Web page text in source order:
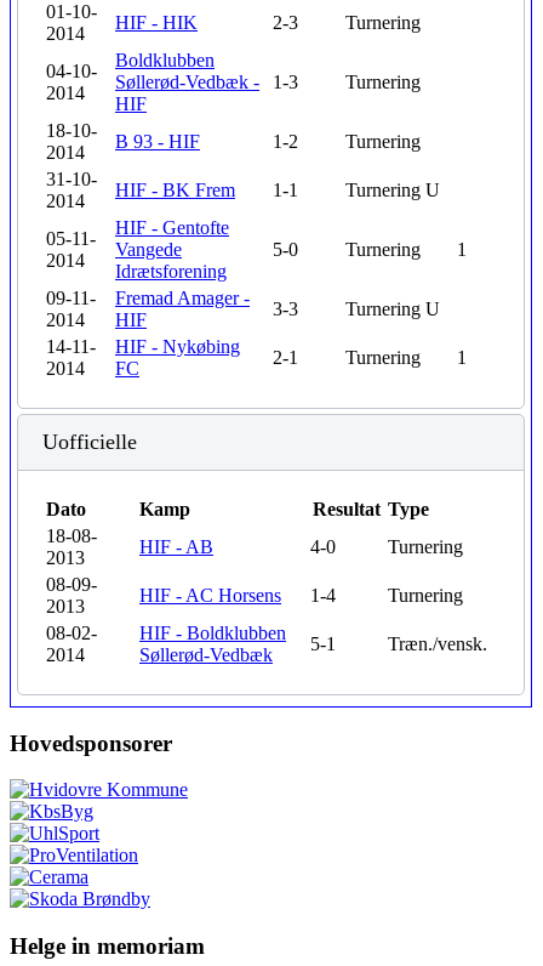
01-10-
2014
HIF - HIK 2-3 Turnering
04-10-
2014
Boldklubben
Søllerød-Vedbæk -
HIF
1-3 Turnering
18-10-
2014
B 93 - HIF 1-2
Turnering
31-10-
2014
HIF - BK Frem 1-1 Turnering U
05-11-
2014
HIF - Gentofte
Vangede
Idrætsforening
5-0 Turnering 1
09-11-
2014
Fremad Amager -
HIF
3-3 Turnering U
14-11-
2014
HIF - Nykøbing
FC
2-1 Turnering 1
Uofficielle
Dato Kamp Resultat Type
18-08-
2013
HIF - AB 4-0
Turnering
08-09-
2013
HIF - AC Horsens 1-4
Turnering
08-02-
2014
HIF - Boldklubben
Søllerød-Vedbæk
5-1 Træn./vensk.
Hovedsponsorer
Helge in memoriam